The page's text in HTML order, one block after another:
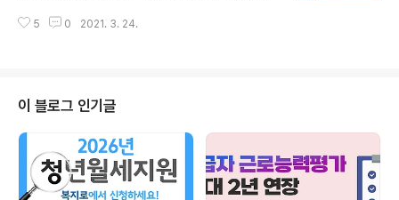
하고 있으나, 겨울철은 계절형 실업, 한파 등으로 인해 생활
없는 이행 추진 보건복지부(장관 권덕철)는 관계부처(경찰
즉각분리제도 도입 준비 등을 위해 역량을 집중하고 있다
고 밝혔습니다. 복지부는 지난 2월 2일부터 ‘아동학대 대
응 추진단’을 설치하고, 제1차관 주재 관계부처·지자체 점
검 회의를 매월 개최하는 등 대책의 후속 이행 상황을 점검
해왔습니다. * 관계부처 회의(1.28, 3.3), 시·도 회의(2.9..
5 0 2021. 3. 24.
이 블로그 인기글